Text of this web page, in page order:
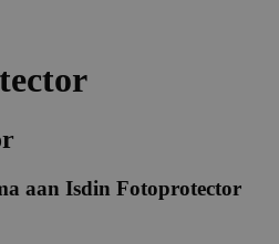
aan Isdin Fotoprotector